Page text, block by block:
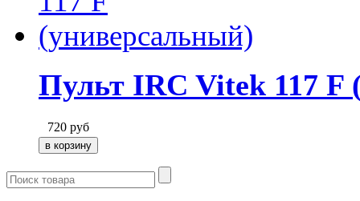
Пульт IRC Vitek 117 F
720 руб